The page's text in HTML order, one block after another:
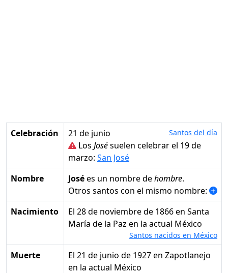
Celebración 21 de junio Santos del día
Los Josésuelen celebrar el 19 de
marzo: San José
Nombre
Josées un nombre dehombre.
Otros santos con el mismo nombre:
Nacimiento
el 28 de noviembre de 1866 en Santa
María de la Paz en la actual México
Santos nacidos en México
Muerte
el 21 de junio de 1927 en Zapotlanejo
en la actual México